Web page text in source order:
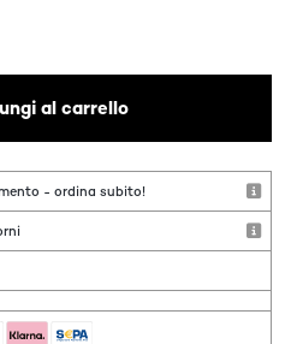
al carrello
- ordina subito!